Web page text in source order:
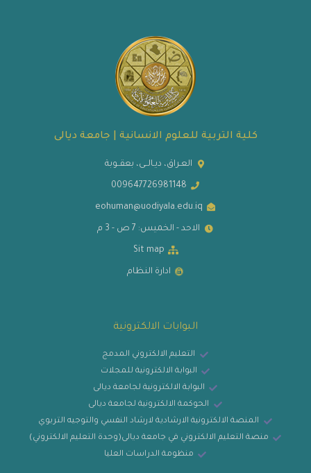
كلية التربية للعلوم الانسانية | جامعة ديالى
العـراق، ديـالــى، بعقــوبة
009647726981148
eohuman@uodiyala.edu.iq
الاحد - الخميس: 7 ص - 3 م
Sit map
ادارة النظام
البوابات الالكترونية
التعليم الالكتروني المدمج
البوابة الالكترونية للمجلات
البوابة الالكترونية لجامعة ديالى
الحوكمة الالكترونية لجامعة ديالى
المنصة الالكترونية الارشادية لارشاد النفسي والتوجيه التربوي
منصة التعليم الالكتروني في جامعة ديالى(وحدة التعليم الالكتروني)
منظومة الدراسات العليا